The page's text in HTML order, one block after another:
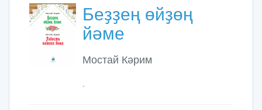
Беҙҙең өйҙөң
йәме
Мостай Кәрим
.